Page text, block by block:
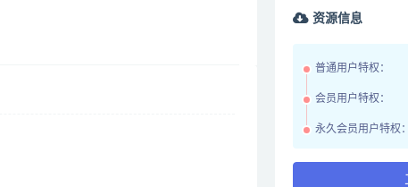
资源信息
普通用户特权：
会员用户特权：
永久会员用户特权：